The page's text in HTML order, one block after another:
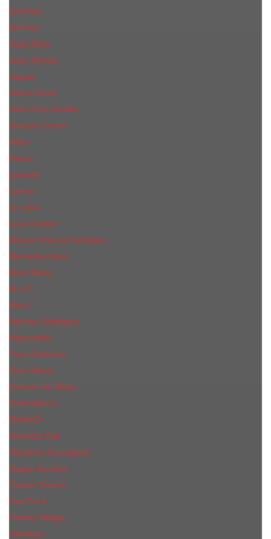
Guerlain
Hermes
Hugo Boss
Issey Miyake
Jaguar
James Bond
Jean Paul Gaultier
Joaquin Сortes
Kilian
Kenzo
Lacoste
Lanvin
Le Labo
Louis Vuitton
Maison Francis Kurkdjian
Mercedes-Benz
Mont Blanc
M.А.C.
Mexx
Narciso Rodriguez
Nasomatto
Paco Rabanne
Paris Hilton
Parfums de Marly
Penhaligon​'s
RicHarD
Salvador Dali
Salvatore Ferragamo
Sergio Tacchini
Tiziana Terenzi
Tom Ford
Tommy Hilfiger
Valentino